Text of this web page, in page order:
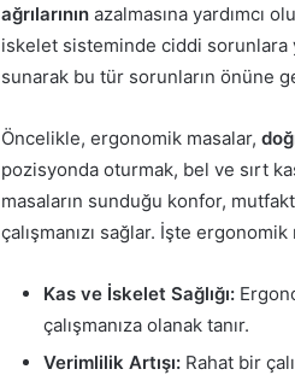
ağrılarının azalmasına yardımcı
iskelet sisteminde ciddi sorunlara
sunarak bu tür sorunların önüne
Öncelikle, ergonomik masalar,
pozisyonda oturmak, bel ve sırt
masaların sunduğu konfor,
çalışmanızı sağlar. İşte ergonomik
Kas ve İskelet Sağlığı:
çalışmanıza olanak tanır.
Verimlilik Artışı: Rahat bir